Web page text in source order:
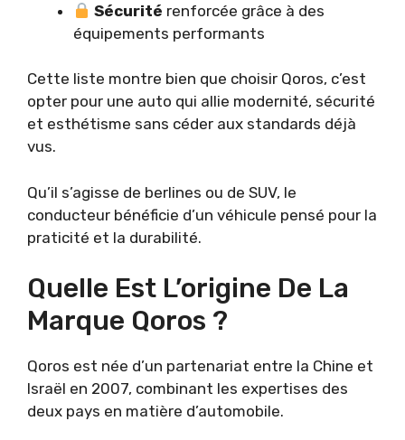
Sécurité renforcée grâce à des
équipements performants
Cette liste montre bien que choisir Qoros, c’est
opter pour une auto qui allie modernité, sécurité
et esthétisme sans céder aux standards déjà
vus.
Qu’il s’agisse de berlines ou de SUV, le
conducteur bénéficie d’un véhicule pensé pour la
praticité et la durabilité.
Quelle Est L’origine De La
Marque Qoros ?
Qoros est née d’un partenariat entre la Chine et
Israël en 2007, combinant les expertises des
deux pays en matière d’automobile.